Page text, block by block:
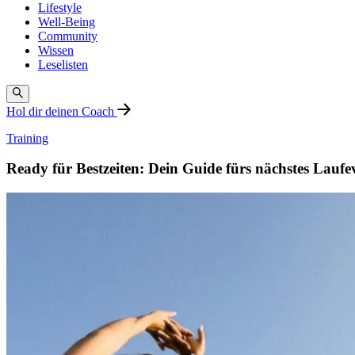
Lifestyle
Well-Being
Community
Wissen
Leselisten
Hol dir deinen Coach
Training
Ready für Bestzeiten: Dein Guide fürs nächstes